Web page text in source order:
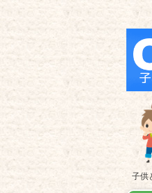
子供